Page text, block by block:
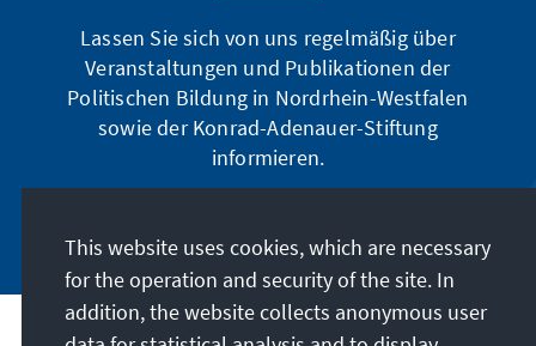
Lassen Sie sich von uns regelmäßig über
Veranstaltungen und Publikationen der
Politischen Bildung in Nordrhein-Westfalen
sowie der Konrad-Adenauer-Stiftung
informieren.
This website uses cookies, which are necessary
for the operation and security of the site. In
addition, the website collects anonymous user